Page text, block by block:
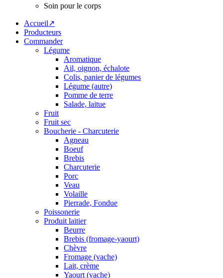
Soin pour le corps
Accueil↗
Producteurs
Commander
Légume
Aromatique
Ail, oignon, échalote
Colis, panier de légumes
Légume (autre)
Pomme de terre
Salade, laitue
Fruit
Fruit sec
Boucherie - Charcuterie
Agneau
Boeuf
Brebis
Charcuterie
Porc
Veau
Volaille
Pierrade, Fondue
Poissonerie
Produit laitier
Beurre
Brebis (fromage-yaourt)
Chèvre
Fromage (vache)
Lait, crème
Yaourt (vache)